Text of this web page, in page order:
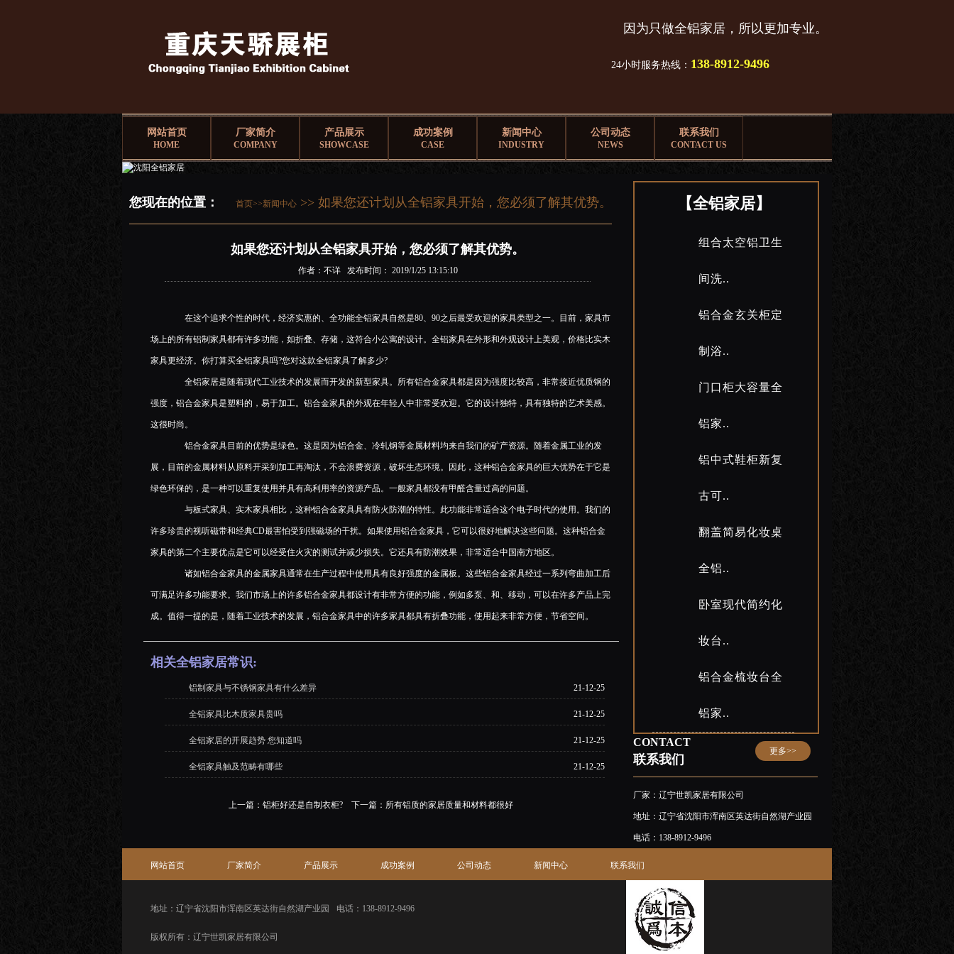
因为只做全铝家居，所以更加专业。
24小时服务热线： 138-8912-9496
网站首页
HOME
厂家简介
COMPANY
产品展示
SHOWCASE
成功案例
CASE
新闻中心
INDUSTRY
公司动态
NEWS
联系我们
CONTACT US
您现在的位置： 首页>>新闻中心 >> 如果您还计划从全铝家具开始，您必须了解其优势。
如果您还计划从全铝家具开始，您必须了解其优势。
作者：不详 发布时间： 2019/1/25 13:15:10
在这个追求个性的时代，经济实惠的、全功能全铝家具自然是80、90之后最受欢迎的家具类型之一。目前，家具市
场上的所有铝制家具都有许多功能，如折叠、存储，这符合小公寓的设计。全铝家具在外形和外观设计上美观，价格比实木
家具更经济。你打算买全铝家具吗?您对这款全铝家具了解多少?
全铝家居是随着现代工业技术的发展而开发的新型家具。所有铝合金家具都是因为强度比较高，非常接近优质钢的
强度，铝合金家具是塑料的，易于加工。铝合金家具的外观在年轻人中非常受欢迎。它的设计独特，具有独特的艺术美感。
这很时尚。
铝合金家具目前的优势是绿色。这是因为铝合金、冷轧钢等金属材料均来自我们的矿产资源。随着金属工业的发
展，目前的金属材料从原料开采到加工再淘汰，不会浪费资源，破坏生态环境。因此，这种铝合金家具的巨大优势在于它是
绿色环保的，是一种可以重复使用并具有高利用率的资源产品。一般家具都没有甲醛含量过高的问题。
与板式家具、实木家具相比，这种铝合金家具具有防火防潮的特性。此功能非常适合这个电子时代的使用。我们的
许多珍贵的视听磁带和经典CD最害怕受到强磁场的干扰。如果使用铝合金家具，它可以很好地解决这些问题。这种铝合金
家具的第二个主要优点是它可以经受住火灾的测试并减少损失。它还具有防潮效果，非常适合中国南方地区。
诸如铝合金家具的金属家具通常在生产过程中使用具有良好强度的金属板。这些铝合金家具经过一系列弯曲加工后
可满足许多功能要求。我们市场上的许多铝合金家具都设计有非常方便的功能，例如多泵、和、移动，可以在许多产品上完
成。值得一提的是，随着工业技术的发展，铝合金家具中的许多家具都具有折叠功能，使用起来非常方便，节省空间。
相关全铝家居常识:
铝制家具与不锈钢家具有什么差异 21-12-25
全铝家具比木质家具贵吗 21-12-25
全铝家居的开展趋势 您知道吗 21-12-25
全铝家具触及范畴有哪些 21-12-25
上一篇： 铝柜好还是自制衣柜?下一篇： 所有铝质的家居质量和材料都很好
【全铝家居】
组合太空铝卫生
间洗..
铝合金玄关柜定
制浴..
门口柜大容量全
铝家..
铝中式鞋柜新复
古可..
翻盖简易化妆桌
全铝..
卧室现代简约化
妆台..
铝合金梳妆台全
铝家..
CONTACT
联系我们
更多>>
厂家：辽宁世凯家居有限公司
地址：辽宁省沈阳市浑南区英达街自然湖产业园
电话：138-8912-9496
网站首页 厂家简介 产品展示 成功案例 公司动态 新闻中心 联系我们
地址：辽宁省沈阳市浑南区英达街自然湖产业园 电话：138-8912-9496
版权所有：辽宁世凯家居有限公司